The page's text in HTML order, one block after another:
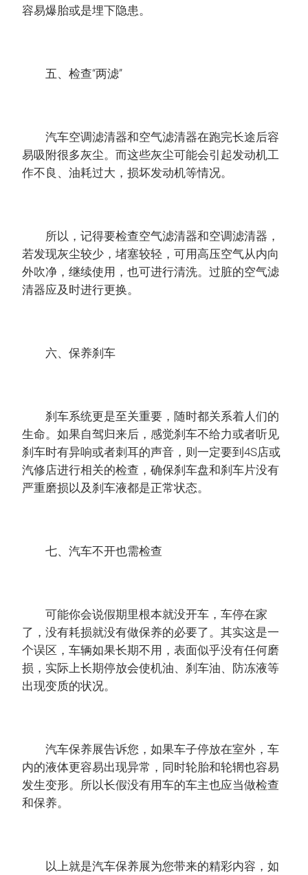
容易爆胎或是埋下隐患。
五、检查“两滤”
汽车空调滤清器和空气滤清器在跑完长途后容
易吸附很多灰尘。而这些灰尘可能会引起发动机工
作不良、油耗过大，损坏发动机等情况。
所以，记得要检查空气滤清器和空调滤清器，
若发现灰尘较少，堵塞较轻，可用高压空气从内向
外吹净，继续使用，也可进行清洗。过脏的空气滤
清器应及时进行更换。
六、保养刹车
刹车系统更是至关重要，随时都关系着人们的
生命。如果自驾归来后，感觉刹车不给力或者听见
刹车时有异响或者刺耳的声音，则一定要到4S店或
汽修店进行相关的检查，确保刹车盘和刹车片没有
严重磨损以及刹车液都是正常状态。
七、汽车不开也需检查
可能你会说假期里根本就没开车，车停在家
了，没有耗损就没有做保养的必要了。其实这是一
个误区，车辆如果长期不用，表面似乎没有任何磨
损，实际上长期停放会使机油、刹车油、防冻液等
出现变质的状况。
汽车保养展告诉您，如果车子停放在室外，车
内的液体更容易出现异常，同时轮胎和轮辋也容易
发生变形。所以长假没有用车的车主也应当做检查
和保养。
以上就是汽车保养展为您带来的精彩内容，如